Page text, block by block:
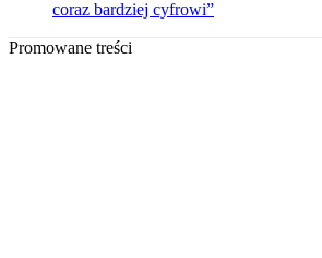
coraz bardziej cyfrowi”
Promowane treści